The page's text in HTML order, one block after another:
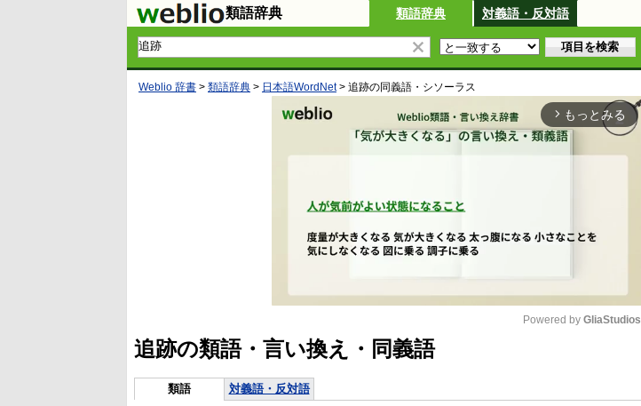
類語辞典 類語辞典 対義語・反対語
Weblio 辞書 > 類語辞典 > 日本語WordNet> 追跡の同義語・シソーラス
arrow_forward_ios もっとみる
Powered by GliaStudios
追跡の類語・言い換え・同義語
類語 対義語・反対語